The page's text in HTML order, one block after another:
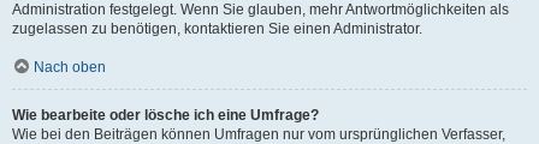
Administration festgelegt. Wenn Sie glauben, mehr Antwortmöglichkeiten als
zugelassen zu benötigen, kontaktieren Sie einen Administrator.
Nach oben
Wie bearbeite oder lösche ich eine Umfrage?
Wie bei den Beiträgen können Umfragen nur vom ursprünglichen Verfasser,